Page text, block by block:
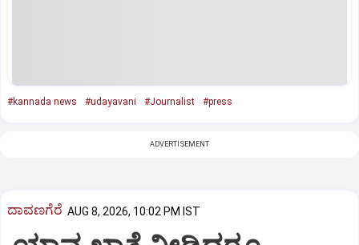
#kannada news #udayavani #Journalist #press
ADVERTISEMENT
ದಾವಣಗೆರೆ AUG 8, 2026, 10:02 PM IST